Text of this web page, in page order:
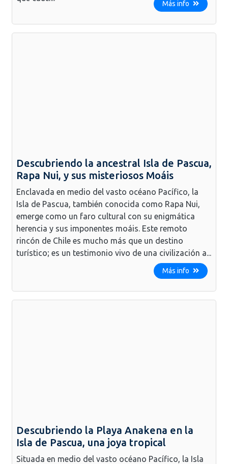
Más info
Descubriendo la ancestral Isla de Pascua,
Rapa Nui, y sus misteriosos Moáis
Enclavada en medio del vasto océano Pacífico, la
Isla de Pascua, también conocida como Rapa Nui,
emerge como un faro cultural con su enigmática
herencia y sus imponentes moáis. Este remoto
rincón de Chile es mucho más que un destino
turístico; es un testimonio vivo de una civilización a...
Más info
Descubriendo la Playa Anakena en la
Isla de Pascua, una joya tropical
Situada en medio del vasto océano Pacífico, la Isla